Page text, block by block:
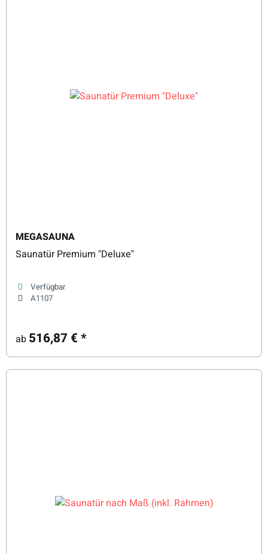
MEGASAUNA
Saunatür Premium "Deluxe"
Verfügbar
A1107
ab 516,87 €*